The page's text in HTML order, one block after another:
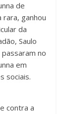
de
rara, ganhou
da
Saulo
no
em
sociais.
contra a